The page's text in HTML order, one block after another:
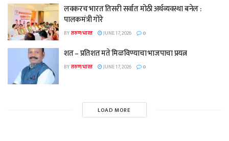
लवकरच भारत तिसरी सर्वात मोठी अर्थव्यवस्था बनेल :
पालकमंत्री गोरे
BYतरुण भारत JUNE 17, 2026 0
शत – प्रतिशत मते मिळविण्याचा भाजपाचा प्रयत्न
BYतरुण भारत JUNE 17, 2026 0
LOAD MORE